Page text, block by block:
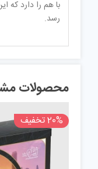
رسد.
محصولات
20% تخفیف